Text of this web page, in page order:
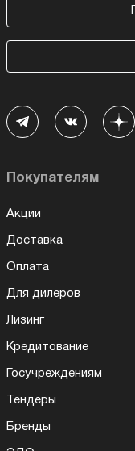
Покупателям
Акции
Доставка
Оплата
Для дилеров
Лизинг
Кредитование
Госучреждениям
Тендеры
Бренды